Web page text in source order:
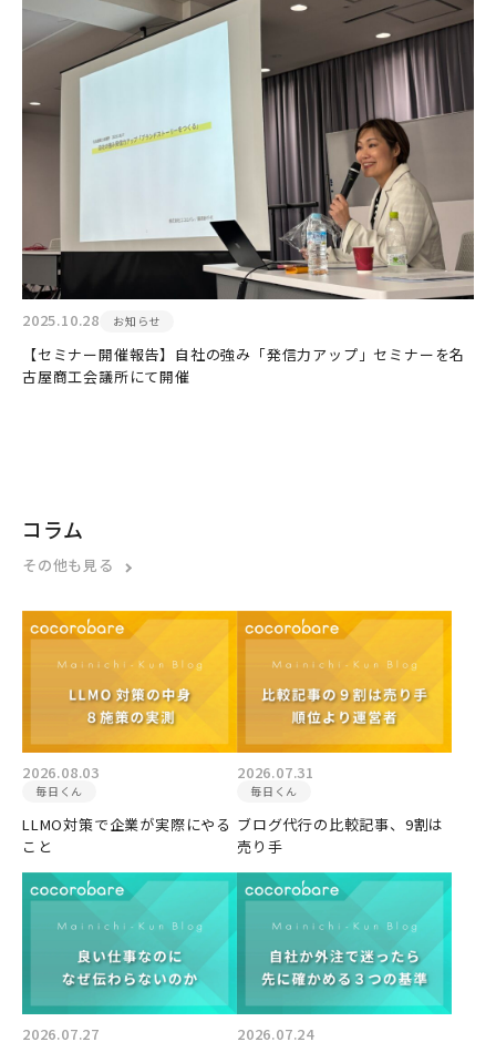
2025.10.28 お知らせ
【セミナー開催報告】自社の強み「発信力アップ」セミナーを名
古屋商工会議所にて開催
コラム
その他も見る
2026.08.03
毎日くん
LLMO対策で企業が実際にやる
こと
2026.07.31
毎日くん
ブログ代行の比較記事、9割は
売り手
2026.07.27 2026.07.24